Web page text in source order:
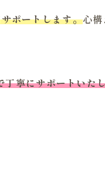
ポートします。心
寧にサポートいた